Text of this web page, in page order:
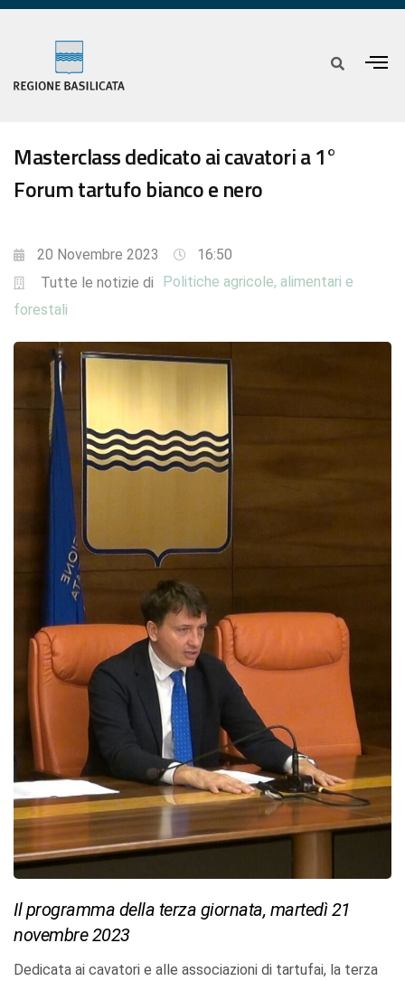
Masterclass dedicato ai cavatori a 1°
Forum tartufo bianco e nero
20 Novembre 2023
16:50
Tutte le notizie di
Politiche agricole, alimentari e
forestali
Il programma della terza giornata, martedì 21
novembre 2023
Dedicata ai cavatori e alle associazioni di tartufai, la terza